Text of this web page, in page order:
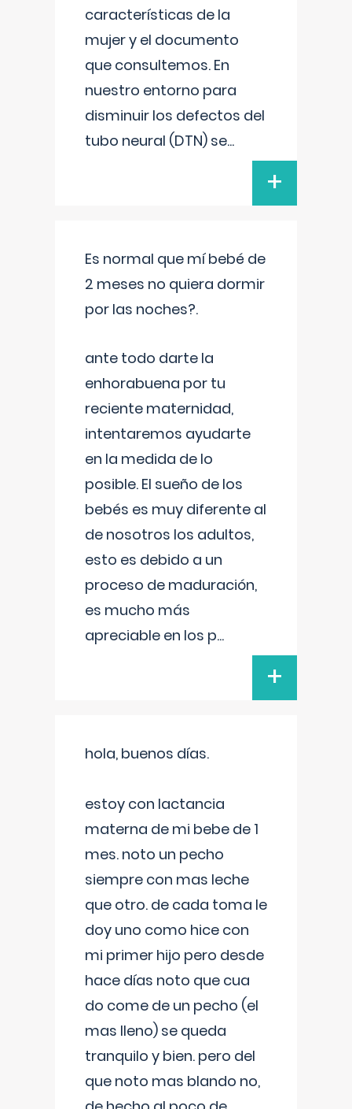
características de la
mujer y el documento
que consultemos. En
nuestro entorno para
disminuir los defectos del
tubo neural (DTN) se...
+
Es normal que mí bebé de
2 meses no quiera dormir
por las noches?.
ante todo darte la
enhorabuena por tu
reciente maternidad,
intentaremos ayudarte
en la medida de lo
posible. El sueño de los
bebés es muy diferente al
de nosotros los adultos,
esto es debido a un
proceso de maduración,
es mucho más
apreciable en los p...
+
hola, buenos días.
estoy con lactancia
materna de mi bebe de 1
mes. noto un pecho
siempre con mas leche
que otro. de cada toma le
doy uno como hice con
mi primer hijo pero desde
hace días noto que cua
do come de un pecho (el
mas lleno) se queda
tranquilo y bien. pero del
que noto mas blando no,